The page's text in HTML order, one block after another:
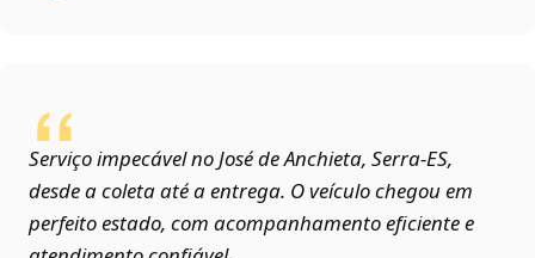
Serviço impecável no José de Anchieta, Serra‑ES,
desde a coleta até a entrega. O veículo chegou em
perfeito estado, com acompanhamento eficiente e